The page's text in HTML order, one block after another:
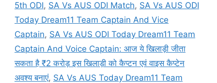
5th ODI, SA Vs AUS ODI Match, SA Vs AUS ODI
Today Dream11 Team Captain And Vice
Captain, SA Vs AUS ODI Today Dream11 Team
Captain And Voice Captain: आज ये खिलाड़ी जीता
सकता है ₹2 करोड़ इस खिलाड़ी को कैप्टन एवं वाइस कैप्टेन
अवश्य बनाएं, SA Vs AUS Today Dream11 Team